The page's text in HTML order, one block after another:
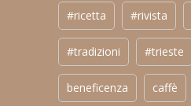
#ricetta #rivista
#tradizioni #trieste
beneficenza caffè